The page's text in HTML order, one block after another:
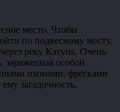
место. Чтобы
по подвесному мосту,
реку Катунь. Очень
заряженная особой
иконами, фресками
загадочность.